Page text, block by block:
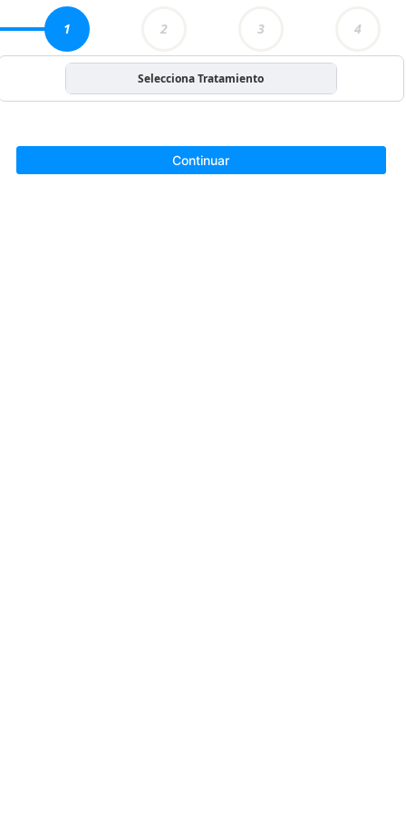
1 2 3 4
Selecciona Tratamiento
Continuar